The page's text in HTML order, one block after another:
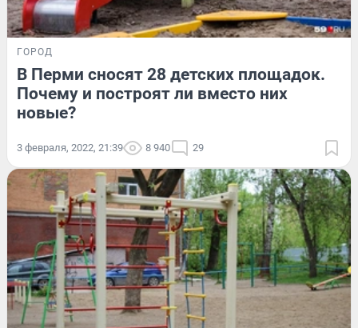
ГОРОД
В Перми сносят 28 детских площадок.
Почему и построят ли вместо них
новые?
3 февраля, 2022, 21:39 8 940 29